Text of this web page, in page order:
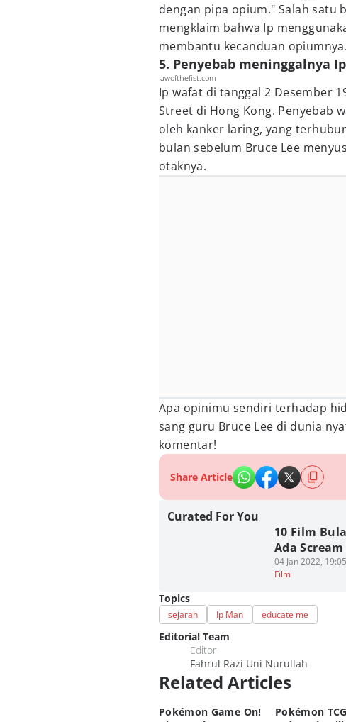
dengan pipa opium." Salah satu
mengklaim bahwa Ip
membantu kecanduan opiumnya.
5. Penyebab meninggalnya
lawofthefist.com
Ip wafat di tanggal 2 Desember
Street di Hong Kong. Penyebab
oleh kanker laring, yang
bulan sebelum Bruce Lee
otaknya.
Apa opinimu sendiri terhadap
sang guru Bruce Lee di dunia
komentar!
Share Article
Curated For You
10 Film
Ada
04 Jan 2022,
Film
Topics
sejarah Ip Man educate me
Editorial Team
Editor
Fahrul Razi Uni Nurullah
Related Articles
Pokémon Game On!
Pokémon TCG